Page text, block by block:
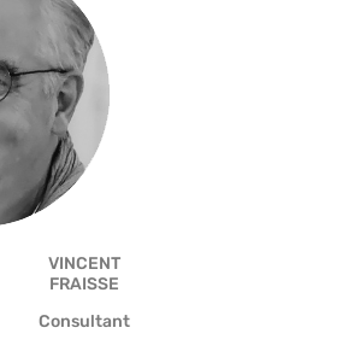
VINCENT
FRAISSE
Consultant